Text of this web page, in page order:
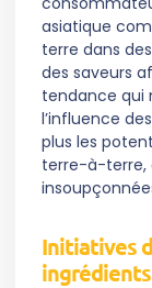
asiatique
terre dans
des saveurs
tendance qui
l’influence
plus les
terre-à-terre,
Initiatives
ingrédients